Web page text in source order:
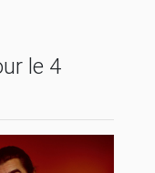
le 4